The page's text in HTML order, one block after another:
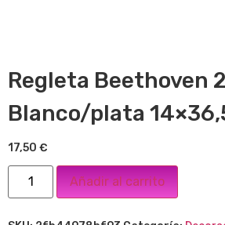
Regleta Beethoven
Blanco/plata
17,50 €
Añadir al carrito